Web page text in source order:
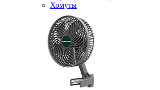
Хомуты